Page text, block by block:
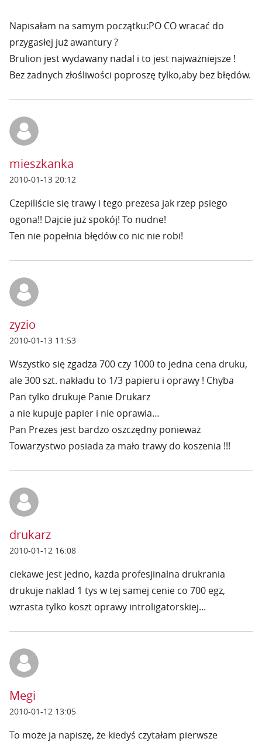
Napisałam na samym początku:PO CO wracać do
przygasłej już awantury ?
Brulion jest wydawany nadal i to jest najważniejsze !
Bez żadnych złośliwości poproszę tylko,aby bez błędów.
mieszkanka
2010-01-13 20:12
Czepiliście się trawy i tego prezesa jak rzep psiego
ogona!! Dajcie już spokój! To nudne!
Ten nie popełnia błędów co nic nie robi!
zyzio
2010-01-13 11:53
Wszystko się zgadza 700 czy 1000 to jedna cena druku,
ale 300 szt. nakładu to 1/3 papieru i oprawy ! Chyba
Pan tylko drukuje Panie Drukarz
a nie kupuje papier i nie oprawia…
Pan Prezes jest bardzo oszczędny ponieważ
Towarzystwo posiada za mało trawy do koszenia !!!
drukarz
2010-01-12 16:08
ciekawe jest jedno, kazda profesjinalna drukrania
drukuje naklad 1 tys w tej samej cenie co 700 egz,
wzrasta tylko koszt oprawy introligatorskiej...
Megi
2010-01-12 13:05
To może ja napiszę, że kiedyś czytałam pierwsze